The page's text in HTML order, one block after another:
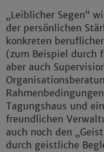
„Leiblicher Segen“
der persönlichen
konkreten
(zum Beispiel durch
aber auch
Tagungshaus und
freundlichen
auch noch den
durch geistliche